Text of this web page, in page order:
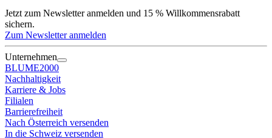
Jetzt zum Newsletter anmelden und 15 % Willkommensrabatt
sichern.
Zum Newsletter anmelden
Unternehmen
BLUME2000
Nachhaltigkeit
Karriere & Jobs
Filialen
Barrierefreiheit
Nach Österreich versenden
In die Schweiz versenden